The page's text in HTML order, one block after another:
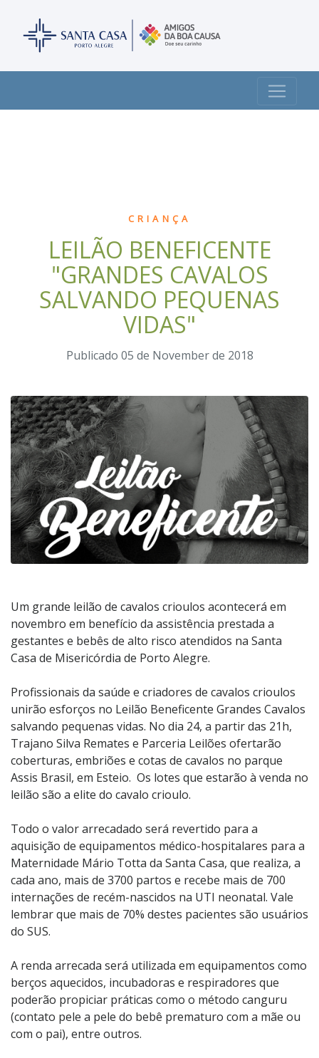
CRIANÇA
LEILÃO BENEFICENTE
"GRANDES CAVALOS
SALVANDO PEQUENAS
VIDAS"
Publicado 05 de November de 2018
Um grande leilão de cavalos crioulos acontecerá em
novembro em benefício da assistência prestada a
gestantes e bebês de alto risco atendidos na Santa
Casa de Misericórdia de Porto Alegre.
Profissionais da saúde e criadores de cavalos crioulos
unirão esforços no Leilão Beneficente Grandes Cavalos
salvando pequenas vidas. No dia 24, a partir das 21h,
Trajano Silva Remates e Parceria Leilões ofertarão
coberturas, embriões e cotas de cavalos no parque
Assis Brasil, em Esteio. Os lotes que estarão à venda no
leilão são a elite do cavalo crioulo.
Todo o valor arrecadado será revertido para a
aquisição de equipamentos médico-hospitalares para a
Maternidade Mário Totta da Santa Casa, que realiza, a
cada ano, mais de 3700 partos e recebe mais de 700
internações de recém-nascidos na UTI neonatal. Vale
lembrar que mais de 70% destes pacientes são usuários
do SUS.
A renda arrecada será utilizada em equipamentos como
berços aquecidos, incubadoras e respiradores que
poderão propiciar práticas como o método canguru
(contato pele a pele do bebê prematuro com a mãe ou
com o pai), entre outros.